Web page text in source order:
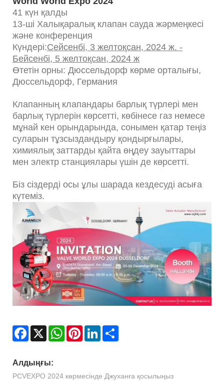
41 күн қалды
13-ші Халықаралық клапан сауда жәрмеңкесі
және конференция
Күндері:Сейсенбі, 3 желтоқсан, 2024 ж. -
Бейсенбі, 5 желтоқсан, 2024 ж
Өтетін орны: Дюссельдорф көрме орталығы,
Дюссельдорф, Германия
Клапанның клапандары барлық түрлері мен
барлық түрлерін көрсетті, көбінесе газ немесе
мұнай кен орындарында, сонымен қатар теңіз
суларын тұзсыздандыру қондырғылары,
химиялық заттарды қайта өңдеу зауыттары
мен электр станциялары үшін де көрсетті.
Біз сіздерді осы ұлы шарада кездесуді асыға
күтеміз.
Facebook
X WhatsAppPinterestLinkedIn
Алдыңғы:
PCVEXPO 2024 көрмесінде Джуханға қосылыңыз